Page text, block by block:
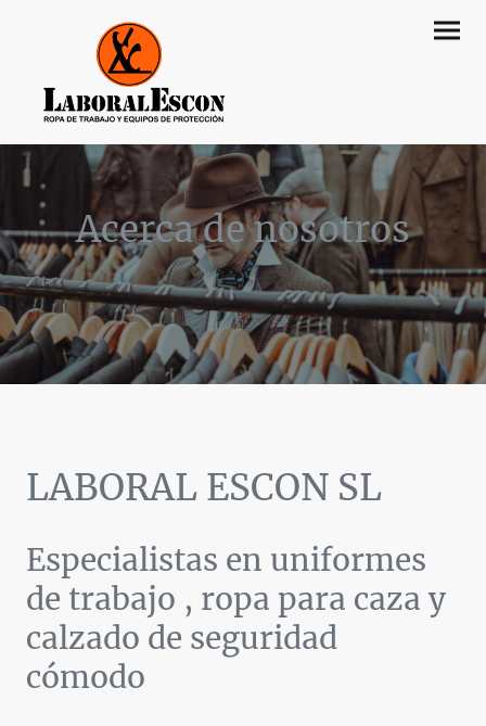
Acerca de nosotros
LABORAL ESCON SL
Especialistas en uniformes
de trabajo , ropa para caza y
calzado de seguridad
cómodo